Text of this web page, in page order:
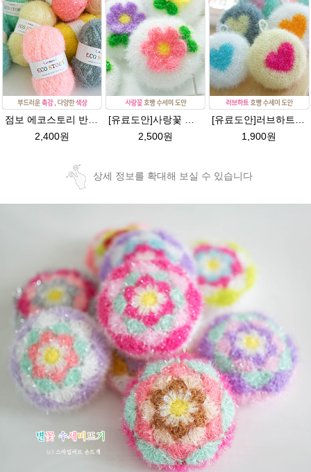
2,400원
2,500원
1,900원
상세 정보를 확대해 보실 수 있습니다